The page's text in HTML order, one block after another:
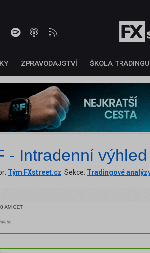
ZPRAVODAJSTVÍ ŠKOLA TRADINGU
- Intradenní
Tým FXstreet.cz Sekce: Tradingové